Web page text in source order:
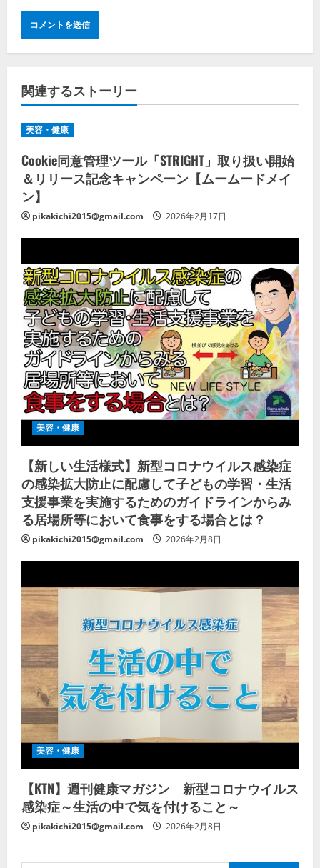
関連するストーリー
美容・健康
Cookie同意管理ツール「STRIGHT」取り扱い開始
＆リリース記念キャンペーン【ムームードメイ
ン】
pikakichi2015@gmail.com 2026年2月17日
美容・健康
【新しい生活様式】新型コロナウイルス感染症
の感染拡大防止に配慮して子どもの学習・生活
支援事業を実施するためのガイドラインからみ
る居場所等において食事をする場合とは？
pikakichi2015@gmail.com 2026年2月8日
美容・健康
【KTN】週刊健康マガジン 新型コロナウイルス
感染症～生活の中で気を付けること～
pikakichi2015@gmail.com 2026年2月8日